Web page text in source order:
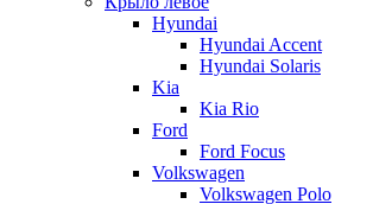
Hyundai
Hyundai Accent
Hyundai Solaris
Kia
Kia Rio
Ford
Ford Focus
Volkswagen
Volkswagen Polo